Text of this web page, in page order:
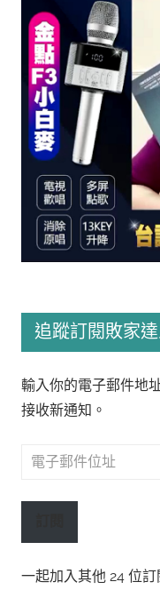
追蹤訂閱敗家
輸入你的電子郵件地
接收新通知。
電
郵
址
一起加入其他 24 位訂